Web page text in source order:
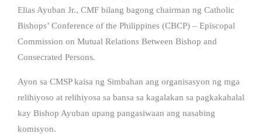
Elias Ayuban Jr., CMF bilang bagong chairman ng Catholic
Bishops’ Conference of the Philippines (CBCP) – Episcopal
Commission on Mutual Relations Between Bishop and
Consecrated Persons.
Ayon sa CMSP kaisa ng Simbahan ang organisasyon ng mga
relihiyoso at relihiyosa sa bansa sa kagalakan sa pagkakahalal
kay Bishop Ayuban upang pangasiwaan ang nasabing
komisyon.